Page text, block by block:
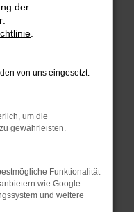
deine
Beispiel deine
Seiten
in einem
vorübergehende
der
von uns eingesetzt:
um die
gewährleisten.
Funktionalität
wie Google
und weitere